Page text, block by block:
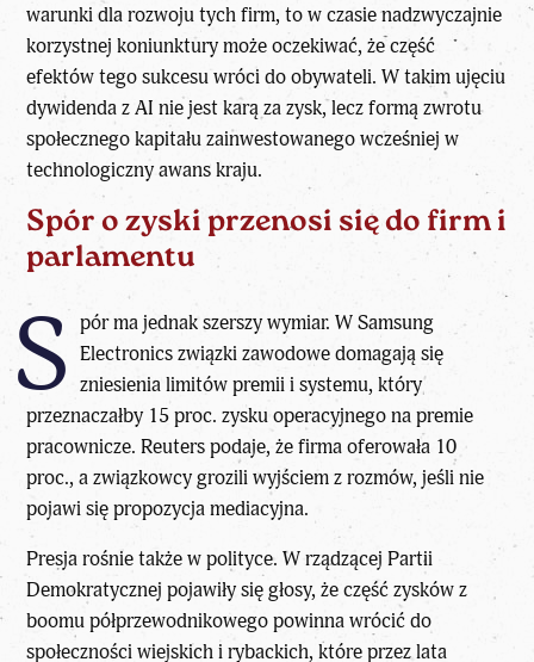
warunki dla rozwoju tych firm, to w czasie nadzwyczajnie
korzystnej koniunktury może oczekiwać, że część
efektów tego sukcesu wróci do obywateli. W takim ujęciu
dywidenda z AI nie jest karą za zysk, lecz formą zwrotu
społecznego kapitału zainwestowanego wcześniej w
technologiczny awans kraju.
Spór o zyski przenosi się do firm i
parlamentu
S pór ma jednak szerszy wymiar. WSamsung
Electronicszwiązki zawodowe domagają się
zniesienia limitów premii i systemu, który
przeznaczałby 15 proc. zysku operacyjnego na premie
pracownicze. Reuters podaje, że firma oferowała 10
proc., a związkowcy grozili wyjściem z rozmów, jeśli nie
pojawi się propozycja mediacyjna.
Presja rośnie także w polityce. W rządzącej Partii
Demokratycznej pojawiły się głosy, że część zysków z
boomu półprzewodnikowego powinna wrócić do
społeczności wiejskich i rybackich, które przez lata